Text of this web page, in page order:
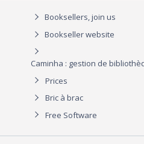
Booksellers, join us
Bookseller website
Caminha : gestion de
Prices
Bric à brac
Free Software